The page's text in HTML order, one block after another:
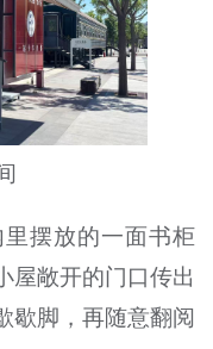
摆放的一面书柜
屋敞开的门口传出
歇脚，再随意翻阅